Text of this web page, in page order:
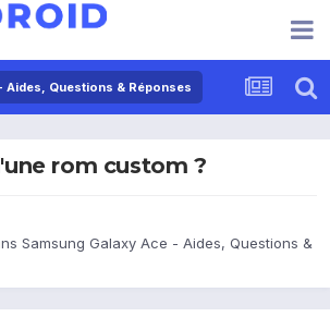
Aides, Questions & Réponses
rom custom ?
Samsung Galaxy Ace - Aides, Questions &